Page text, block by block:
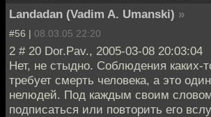
Landadan (Vadim A. Umanski) »
#56 | 08.03.05 22:20
2 # 20 Dor.Pav., 2005-03-08 20:03:04
Нет, не стыдно. Соблюдения каких-
требует смерть человека, а это
нелюдей. Под каждым своим
подписаться или повторить его